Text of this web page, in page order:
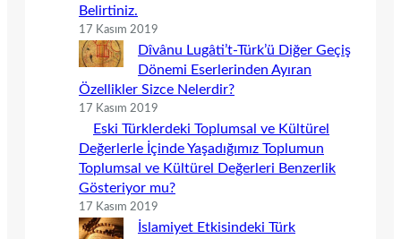
Belirtiniz.
17 Kasım 2019
Dîvânu Lugâti’t-Türk’ü Diğer Geçiş
Dönemi Eserlerinden Ayıran
Özellikler Sizce Nelerdir?
17 Kasım 2019
Eski Türklerdeki Toplumsal ve Kültürel
Değerlerle İçinde Yaşadığımız Toplumun
Toplumsal ve Kültürel Değerleri Benzerlik
Gösteriyor mu?
17 Kasım 2019
İslamiyet Etkisindeki Türk